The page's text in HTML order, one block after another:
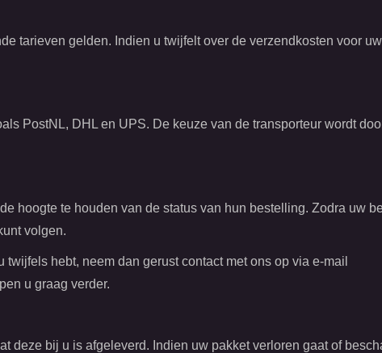
tarieven gelden. Indien u twijfelt over de verzendkosten voor
PostNL, DHL en UPS. De keuze van de transporteur wordt
hoogte te houden van de status van hun bestelling. Zodra uw
volgen.
hebt, neem dan gerust contact met ons op via e-mail
u graag verder.
deze bij u is afgeleverd. Indien uw pakket verloren gaat of